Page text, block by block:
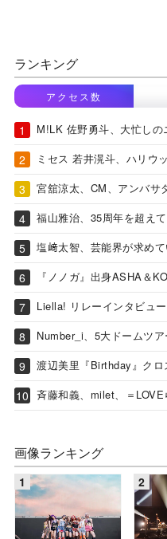
ランキング
アクセス数
M!LK 佐野勇斗、大忙し
ミセス 若井滉斗、ハリウ
宮舘涼太、CM、アンバサ
福山雅治、35周年を超え
塩﨑太智、芸能界が求めて
『ノノガ』出身ASHA＆
Liella! リレーインタビュ
Number_i、5大ドームツ
渡辺美里『Birthday』クロ
斉藤和義、milet、＝LOVE
画像ランキング